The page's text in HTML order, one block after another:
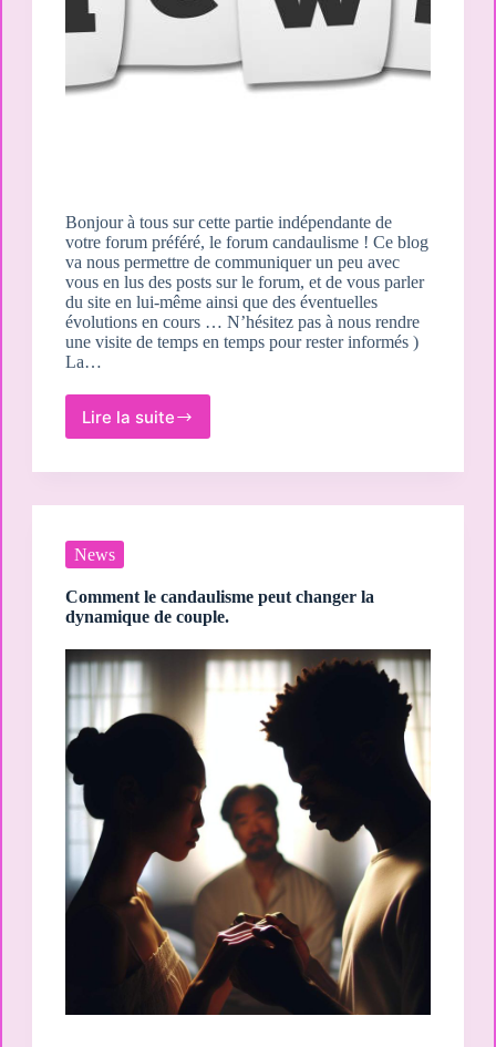
Bonjour à tous sur cette partie indépendante de
votre forum préféré, le forum candaulisme ! Ce blog
va nous permettre de communiquer un peu avec
vous en lus des posts sur le forum, et de vous parler
du site en lui-même ainsi que des éventuelles
évolutions en cours … N’hésitez pas à nous rendre
une visite de temps en temps pour rester informés )
La…
Lire la suiteOuverture
blog
News
Comment le candaulisme peut changer la
dynamique de couple.